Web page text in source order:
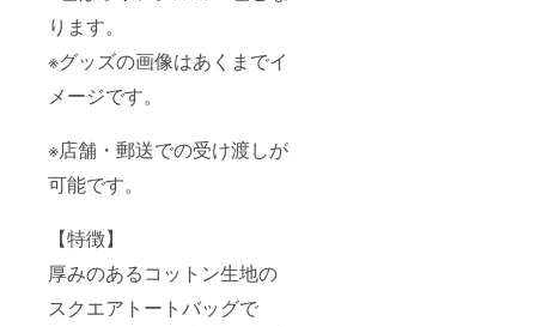
ります。
※グッズの画像はあくまでイ
メージです。
※店舗・郵送での受け渡しが
可能です。
【特徴】
厚みのあるコットン生地の
スクエアトートバッグで